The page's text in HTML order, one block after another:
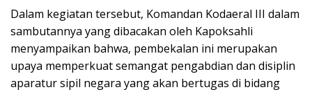
Dalam kegiatan tersebut, Komandan Kodaeral III dalam
sambutannya yang dibacakan oleh Kapoksahli
menyampaikan bahwa, pembekalan ini merupakan
upaya memperkuat semangat pengabdian dan disiplin
aparatur sipil negara yang akan bertugas di bidang